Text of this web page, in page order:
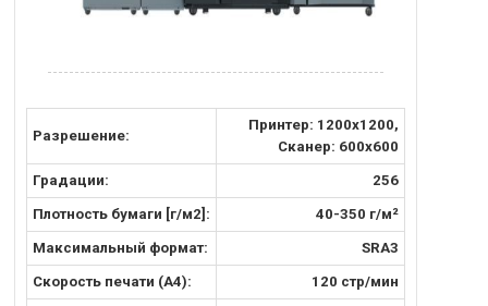
Разрешение:
Принтер: 1200х1200,
Сканер: 600x600
Градации: 256
Плотность бумаги [г/м2]: 40-350 г/м²
Максимальный формат: SRA3
Скорость печати (А4): 120 стр/мин